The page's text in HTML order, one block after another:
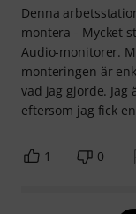
Denna
montera - Mycket
Audio-monitorer.
monteringen är
vad jag gjorde.
eftersom jag fick
1 0